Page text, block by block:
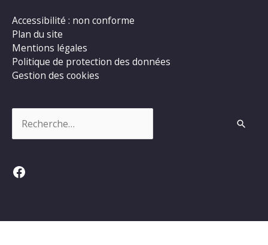
Accessibilité : non conforme
Plan du site
Mentions légales
Politique de protection des données
Gestion des cookies
Facebook